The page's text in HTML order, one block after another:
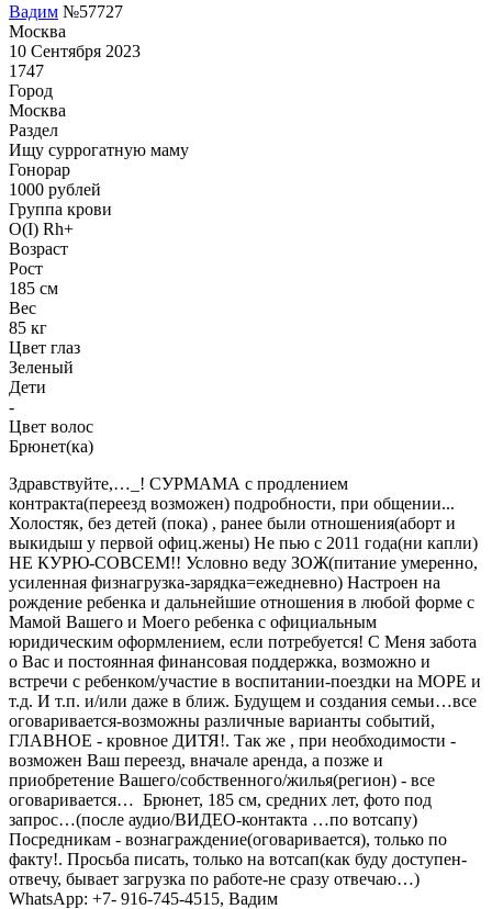
Вадим №57727
Москва
10 Сентября 2023
1747
Город
Москва
Раздел
Ищу суррогатную маму
Гонoрар
1000 рублей
Группа крови
O(I) Rh+
Возраст
Рост
185 см
Вес
85 кг
Цвет глаз
Зеленый
Дети
-
Цвет волос
Брюнет(ка)
Здравствуйте,…_! СУРМАМА с продлением
контракта(переезд возможен) подробности, при общении...
Холостяк, без детей (пока) , ранее были отношения(аборт и
выкидыш у первой офиц.жены) Не пью с 2011 года(ни капли)
НЕ КУРЮ-СОВСЕМ!! Условно веду ЗОЖ(питание умеренно,
усиленная физнагрузка-зарядка=ежедневно) Настроен на
рождение ребенка и дальнейшие отношения в любой форме с
Мамой Вашего и Моего ребенка с официальным
юридическим оформлением, если потребуется! С Меня забота
о Вас и постоянная финансовая поддержка, возможно и
встречи с ребенком/участие в воспитании-поездки на МОРЕ и
т.д. И т.п. и/или даже в ближ. Будущем и создания семьи…все
оговаривается-возможны различные варианты событий,
ГЛАВНОЕ - кровное ДИТЯ!. Так же , при необходимости -
возможен Ваш переезд, вначале аренда, а позже и
приобретение Вашего/собственного/жилья(регион) - все
оговаривается… Брюнет, 185 см, средних лет, фото под
запрос…(после аудио/ВИДЕО-контакта …по вотсапу)
Посредникам - вознаграждение(оговаривается), только по
факту!. Просьба писать, только на вотсап(как буду доступен-
отвечу, бывает загрузка по работе-не сразу отвечаю…)
WhatsApp: +7- 916-745-4515, Вадим